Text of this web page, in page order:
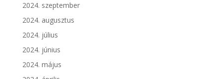
2024. szeptember
2024. augusztus
2024. július
2024. június
2024. május